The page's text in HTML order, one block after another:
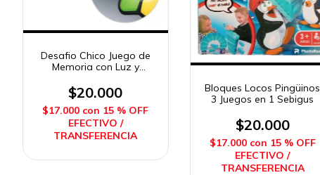
Desafio Chico Juego de
Memoria con Luz y
$20.000
$17.000 con 15 % OFF
EFECTIVO /
TRANSFERENCIA
Bloques Locos Pingüinos
3 Juegos en 1 Sebigus
$20.000
$17.000 con 15 % OFF
EFECTIVO /
TRANSFERENCIA